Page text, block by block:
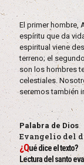
El primer hombre,
espíritu que da
espiritual viene
terreno; el
son los hombres
celestiales.
seremos también
Palabra de Dios
Evangelio del
¿Qué dice el texto?
Lectura del santo